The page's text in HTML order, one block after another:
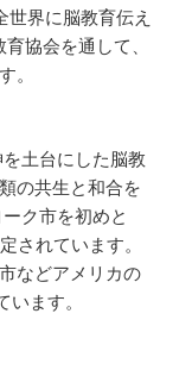
界に脳教育伝え
協会を通して、
。
土台にした脳教
の共生と和合を
ク市を初めと
されています。
などアメリカの
ます。